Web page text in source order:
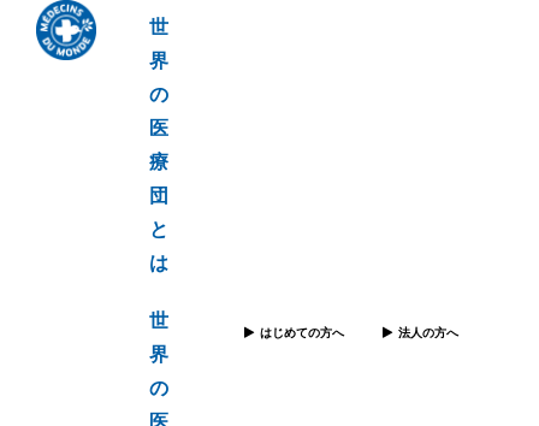
世
界
の
医
療
団
と
は
世
界
の
はじめての方へ 法人の方へ